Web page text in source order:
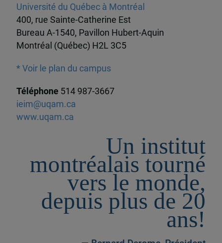
Université du Québec à Montréal
400, rue Sainte-Catherine Est
Bureau A-1540, Pavillon Hubert-Aquin
Montréal (Québec) H2L 3C5
* Voir le plan du campus
Téléphone 514 987-3667
ieim@uqam.ca
www.uqam.ca
Un institut
montréalais tourné
vers le monde,
depuis plus de 20
ans!